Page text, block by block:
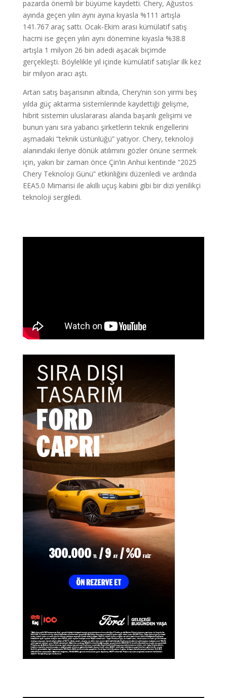
pazarda önemli bir büyüme kaydetti. Chery, Ağustos
ayında geçen yılın aynı ayına kıyasla %111 artışla
141.767 araç sattı. Ocak-Ekim arası kümülatif satış
hacmi ise geçen yılın aynı dönemine kıyasla %38.8
artışla 1 milyon 26 bin adedi aşacak biçimde
gerçekleşti. Böylelikle yıl içinde kümülatif satışlar ilk kez
bir milyon aracı aştı.
Artan satış başarısının altında, Chery’nin son yirmi beş
yılda güç aktarma sistemlerinde kaydettiği gelişme,
hibrit sistemin uluslararası alanda başarılı gelişimi ve
bunun yanı sıra yabancı şirketlerin teknik engellerini
aşmadaki “teknik üstünlüğü” yatıyor. Chery, teknoloji
alanındaki ileriye dönük atılımını gözler önüne sermek
için, yakın bir zaman önce Çin’in Anhui kentinde “2025
Chery Teknoloji Günü” etkinliğini düzenledi ve ardında
EEA5.0 Mimarisi ile akıllı uçuş kabini gibi bir dizi yenilikçi
teknoloji sergiledi.